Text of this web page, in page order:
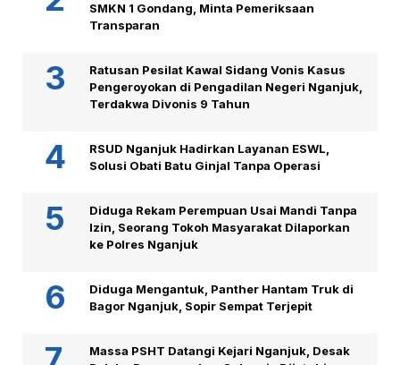
SMKN 1 Gondang, Minta Pemeriksaan
Transparan
Ratusan Pesilat Kawal Sidang Vonis Kasus
Pengeroyokan di Pengadilan Negeri Nganjuk,
Terdakwa Divonis 9 Tahun
RSUD Nganjuk Hadirkan Layanan ESWL,
Solusi Obati Batu Ginjal Tanpa Operasi
Diduga Rekam Perempuan Usai Mandi Tanpa
Izin, Seorang Tokoh Masyarakat Dilaporkan
ke Polres Nganjuk
Diduga Mengantuk, Panther Hantam Truk di
Bagor Nganjuk, Sopir Sempat Terjepit
Massa PSHT Datangi Kejari Nganjuk, Desak